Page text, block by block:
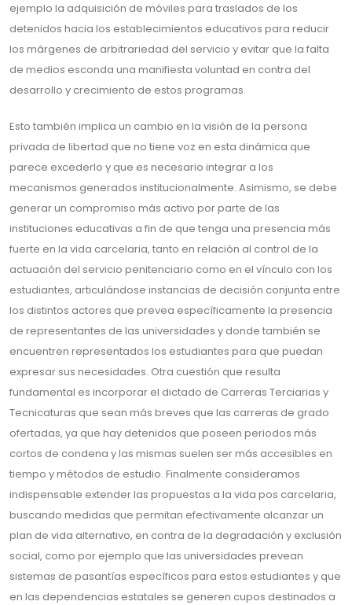
ejemplo la adquisición de móviles para traslados de los
detenidos hacia los establecimientos educativos para reducir
los márgenes de arbitrariedad del servicio y evitar que la falta
de medios esconda una manifiesta voluntad en contra del
desarrollo y crecimiento de estos programas.
Esto también implica un cambio en la visión de la persona
privada de libertad que no tiene voz en esta dinámica que
parece excederlo y que es necesario integrar a los
mecanismos generados institucionalmente. Asimismo, se debe
generar un compromiso más activo por parte de las
instituciones educativas a fin de que tenga una presencia más
fuerte en la vida carcelaria, tanto en relación al control de la
actuación del servicio penitenciario como en el vínculo con los
estudiantes, articulándose instancias de decisión conjunta entre
los distintos actores que prevea específicamente la presencia
de representantes de las universidades y donde también se
encuentren representados los estudiantes para que puedan
expresar sus necesidades. Otra cuestión que resulta
fundamental es incorporar el dictado de Carreras Terciarias y
Tecnicaturas que sean más breves que las carreras de grado
ofertadas, ya que hay detenidos que poseen periodos más
cortos de condena y las mismas suelen ser más accesibles en
tiempo y métodos de estudio. Finalmente consideramos
indispensable extender las propuestas a la vida pos carcelaria,
buscando medidas que permitan efectivamente alcanzar un
plan de vida alternativo, en contra de la degradación y exclusión
social, como por ejemplo que las universidades prevean
sistemas de pasantías específicos para estos estudiantes y que
en las dependencias estatales se generen cupos destinados a